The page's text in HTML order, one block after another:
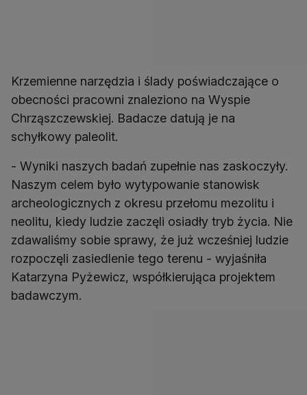
Krzemienne narzędzia i ślady poświadczające o
obecności pracowni znaleziono na Wyspie
Chrząszczewskiej. Badacze datują je na
schyłkowy paleolit.
- Wyniki naszych badań zupełnie nas zaskoczyły.
Naszym celem było wytypowanie stanowisk
archeologicznych z okresu przełomu mezolitu i
neolitu, kiedy ludzie zaczęli osiadły tryb życia. Nie
zdawaliśmy sobie sprawy, że już wcześniej ludzie
rozpoczęli zasiedlenie tego terenu - wyjaśniła
Katarzyna Pyżewicz, współkierująca projektem
badawczym.